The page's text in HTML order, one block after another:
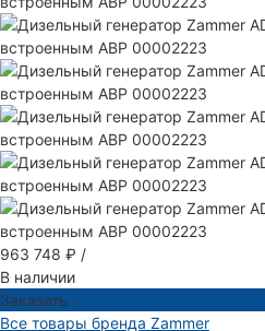
963 748 ₽ /
В наличии
Заказать
Все товары бренда Zammer